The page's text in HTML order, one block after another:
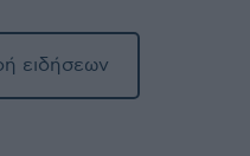
ειδήσεων